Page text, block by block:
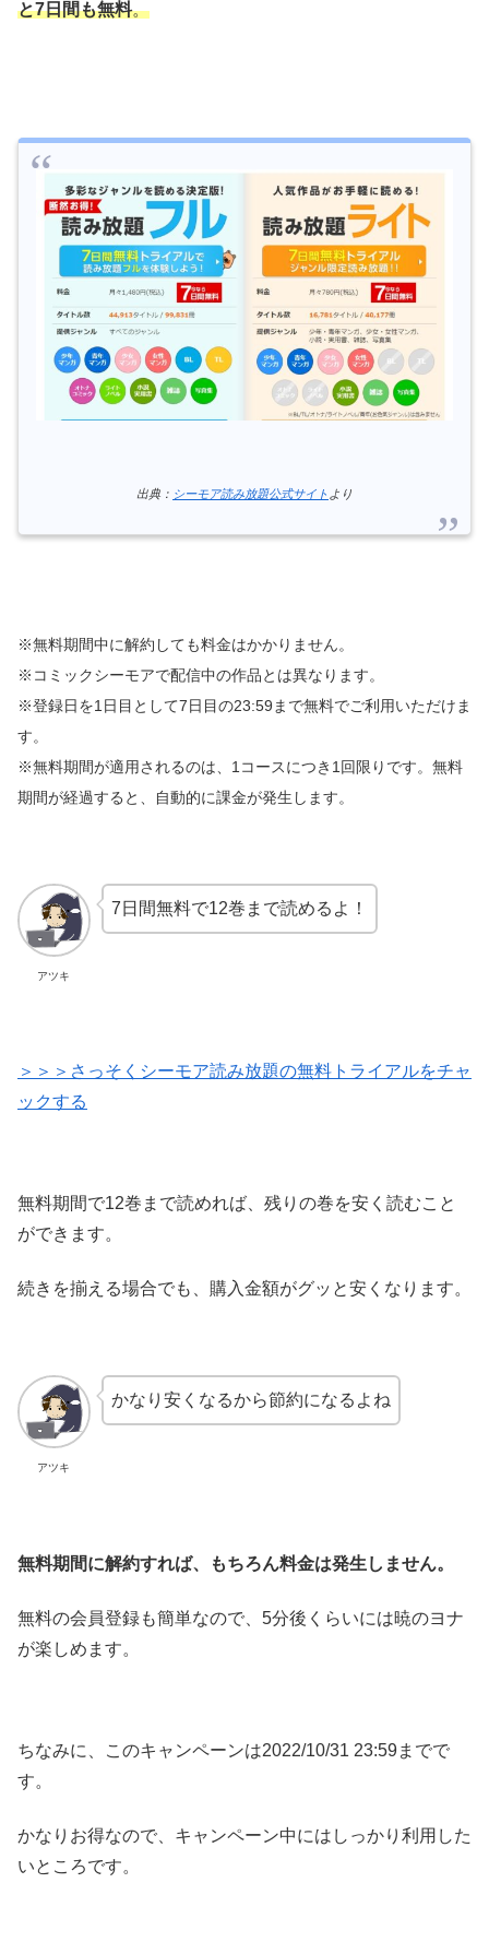
と7日間も無料。
出典： シーモア読み放題公式サイト より
※無料期間中に解約しても料金はかかりません。
※コミックシーモアで配信中の作品とは異なります。
※登録日を1日目として7日目の23:59まで無料でご利用いただけま
す。
※無料期間が適用されるのは、1コースにつき1回限りです。無料
期間が経過すると、自動的に課金が発生します。
アツキ
7日間無料で12巻まで読めるよ！
＞＞＞さっそくシーモア読み放題の無料トライアルをチャ
ックする
無料期間で12巻まで読めれば、残りの巻を安く読むこと
ができます。
続きを揃える場合でも、購入金額がグッと安くなります。
アツキ
かなり安くなるから節約になるよね
無料期間に解約すれば、もちろん料金は発生しません。
無料の会員登録も簡単なので、5分後くらいには暁のヨナ
が楽しめます。
ちなみに、このキャンペーンは2022/10/31 23:59までで
す。
かなりお得なので、キャンペーン中にはしっかり利用した
いところです。